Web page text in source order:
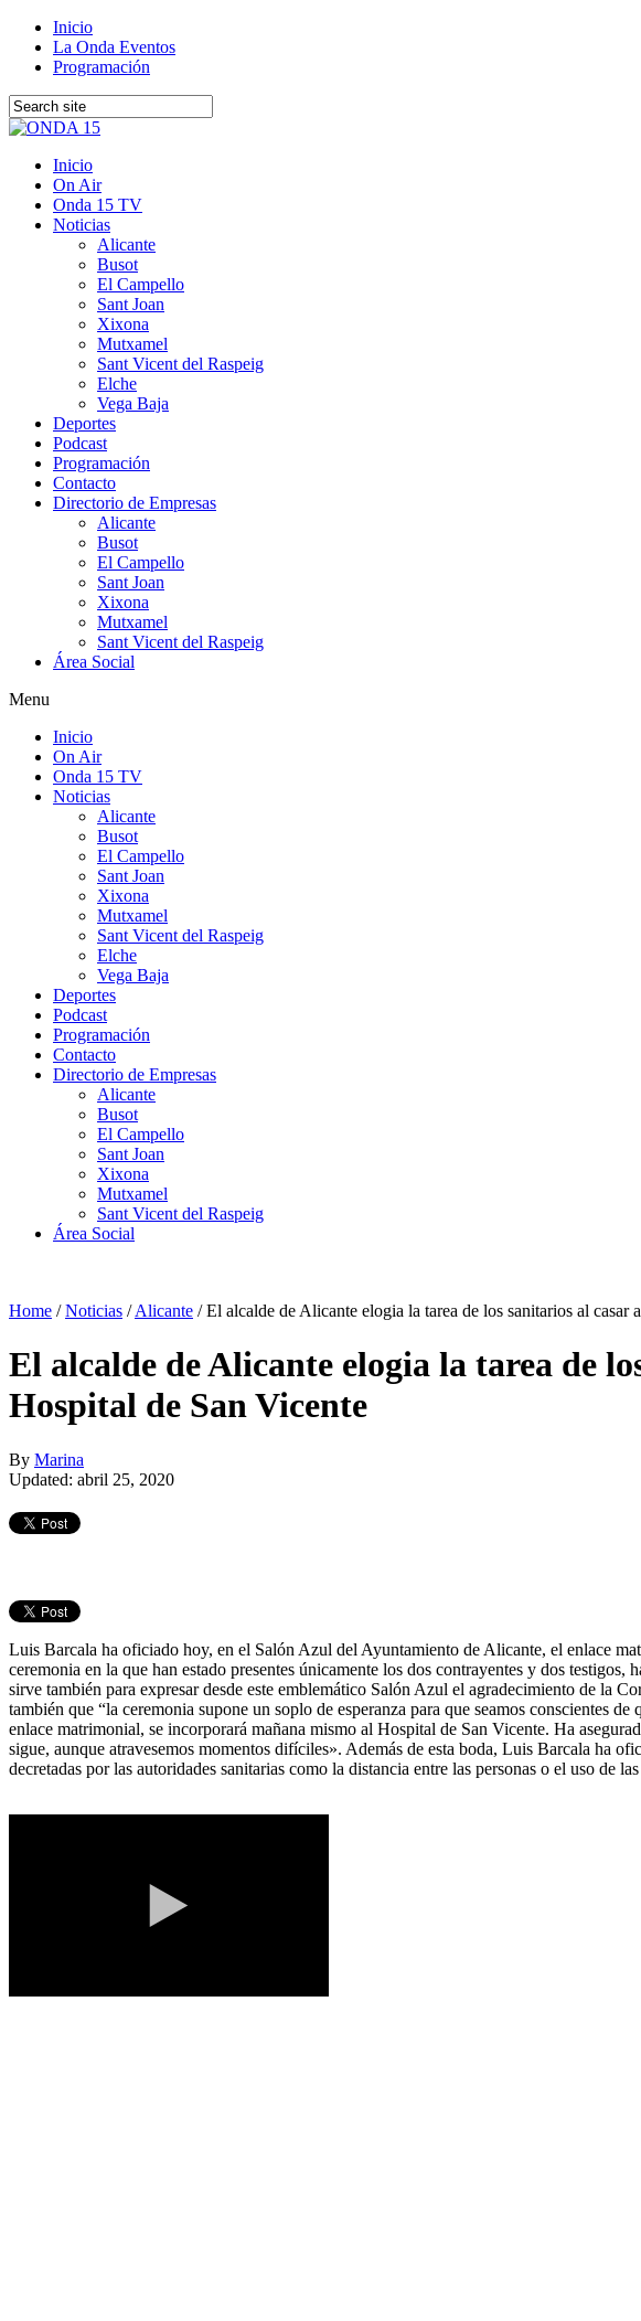
Inicio
La Onda Eventos
Programación
Inicio
On Air
Onda 15 TV
Noticias
Alicante
Busot
El Campello
Sant Joan
Xixona
Mutxamel
Sant Vicent del Raspeig
Elche
Vega Baja
Deportes
Podcast
Programación
Contacto
Directorio de Empresas
Alicante
Busot
El Campello
Sant Joan
Xixona
Mutxamel
Sant Vicent del Raspeig
Área Social
Menu
Inicio
On Air
Onda 15 TV
Noticias
Alicante
Busot
El Campello
Sant Joan
Xixona
Mutxamel
Sant Vicent del Raspeig
Elche
Vega Baja
Deportes
Podcast
Programación
Contacto
Directorio de Empresas
Alicante
Busot
El Campello
Sant Joan
Xixona
Mutxamel
Sant Vicent del Raspeig
Área Social
Home /Noticias /Alicante /El alcalde de Alicante elogia la tarea de los sanitarios al
El alcalde de Alicante elogia la tarea de
Hospital de San Vicente
By Marina
Updated: abril 25, 2020
Luis Barcala ha oficiado hoy, en el Salón Azul del Ayuntamiento de Alicante, el enlace
ceremonia en la que han estado presentes únicamente los dos contrayentes y dos
sirve también para expresar desde este emblemático Salón Azul el agradecimiento de la
también que “la ceremonia supone un soplo de esperanza para que seamos conscientes
enlace matrimonial, se incorporará mañana mismo al Hospital de San Vicente. Ha
sigue, aunque atravesemos momentos difíciles». Además de esta boda, Luis Barcala ha
decretadas por las autoridades sanitarias como la distancia entre las personas o el uso de